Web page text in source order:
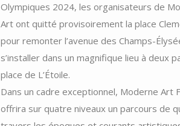
Olympiques 2024, les organisateurs de
Art ont quitté provisoirement la place
pour remonter l’avenue des Champs-
s’installer dans un magnifique lieu à deux
place de L’Étoile.
Dans un cadre exceptionnel, Moderne Art
offrira sur quatre niveaux un parcours de